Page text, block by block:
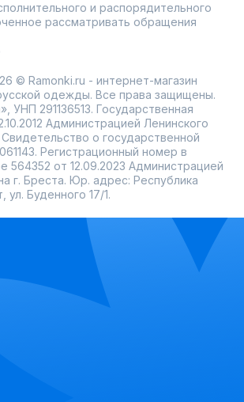
и распорядительного
рассматривать обращения
© Ramonki.ru - интернет-магазин
одежды. Все права защищены.
УНП 291136513. Государственная
Администрацией Ленинского
о государственной
Регистрационный номер в
564352 от 12.09.2023 Администрацией
г. Бреста. Юр. адрес: Республика
ул. Буденного 17/1.